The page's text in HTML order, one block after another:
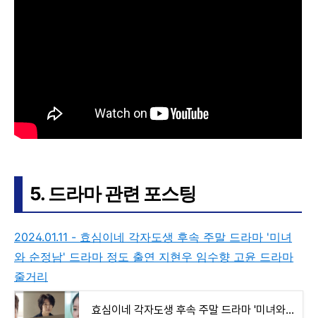
5. 드라마 관련 포스팅
2024.01.11 - 효심이네 각자도생 후속 주말 드라마 '미녀
와 순정남' 드라마 정도 출연 지현우 임수향 고윤 드라마
줄거리
효심이네 각자도생 후속 주말 드라마 '미녀와 순정남' 드라마 정도 출연 지현우 임수향 고윤 드